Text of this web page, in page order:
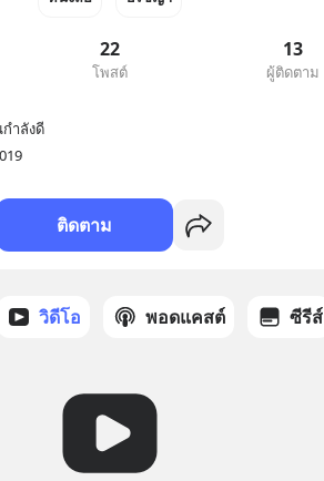
22
โพสต์
13
ผู้ติดตาม
ำลังดี
ติดตาม
วิดีโอ พอดแคสต์ ซีรีส์